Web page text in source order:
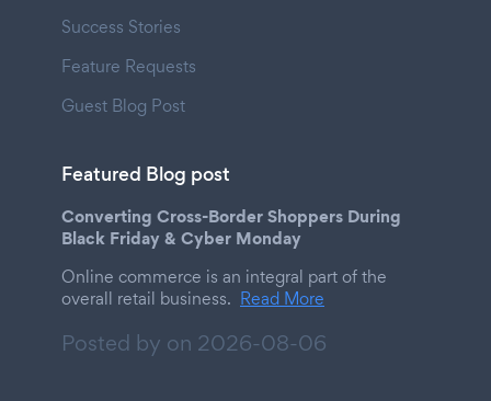
Success Stories
Feature Requests
Guest Blog Post
Featured Blog post
Converting Cross-Border Shoppers During
Black Friday & Cyber Monday
Online commerce is an integral part of the
overall retail business. Read More
Posted by on 2026-08-06